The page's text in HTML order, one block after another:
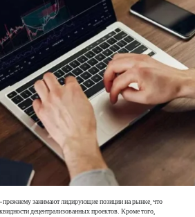
занимают лидирующие позиции на рынке, что
децентрализованных проектов. Кроме того,